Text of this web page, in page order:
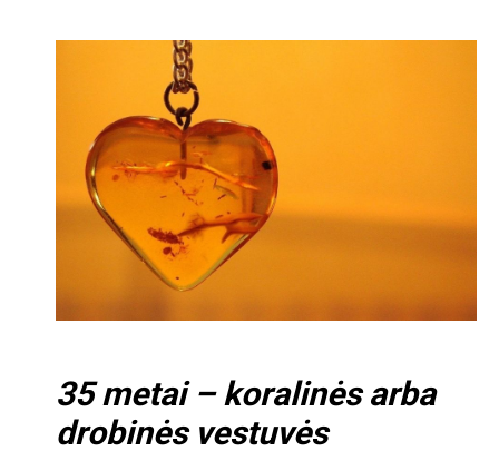
35 metai – koralinės arba
drobinės vestuvės